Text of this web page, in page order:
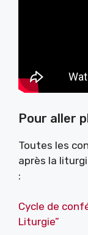
Pour aller
Toutes les
après la
:
Cycle de
Liturgie”